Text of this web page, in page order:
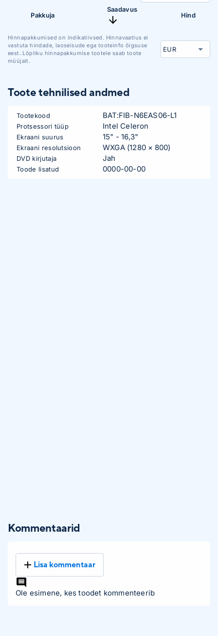
Pakkuja
Saadavus
Hind
Hinnapakkumised on indikatiivsed. Hinnavaatlus ei
vastuta hindade, laoseisude ega tooteinfo õigsuse
eest. Lõpliku hinnapakkumise tootele saab toote
müüjalt.
Toote tehnilised andmed
Tootekood BAT:FIB-N6EAS06-L1
Protsessori tüüp Intel Celeron
Ekraani suurus 15" - 16,3"
Ekraani resolutsioon WXGA (1280 × 800)
DVD kirjutaja Jah
Toode lisatud 0000-00-00
Kommentaarid
Lisa kommentaar
Ole esimene, kes toodet kommenteerib